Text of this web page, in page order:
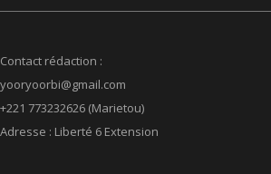
Contact rédaction :
yooryoorbi@gmail.com
+221 773232626 (Marietou)
Adresse : Liberté 6 Extension